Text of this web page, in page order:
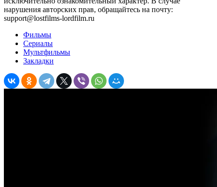
нарушения авторских прав, обращайтесь на почту:
support@lostfilms-lordfilm.ru
Фильмы
Сериалы
Мультфильмы
Закладки